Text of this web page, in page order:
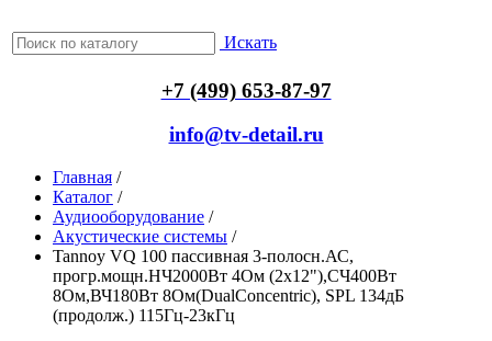
Искать
+7 (499) 653-87-97
info@tv-detail.ru
Главная /
Каталог /
Аудиооборудование /
Акустические системы /
Tannoy VQ 100 пассивная 3-полосн.АС,
прогр.мощн.НЧ2000Вт 4Ом (2х12"),СЧ400Вт
8Ом,ВЧ180Вт 8Ом(DualConcentric), SPL 134дБ
(продолж.) 115Гц-23кГц